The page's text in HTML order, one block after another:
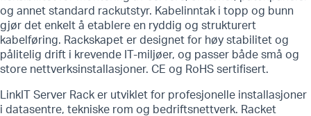
og annet standard rackutstyr. Kabelinntak i topp og bunn
gjør det enkelt å etablere en ryddig og strukturert
kabelføring. Rackskapet er designet for høy stabilitet og
pålitelig drift i krevende IT-miljøer, og passer både små og
store nettverksinstallasjoner. CE og RoHS sertifisert.
LinkIT Server Rack er utviklet for profesjonelle installasjoner
i datasentre, tekniske rom og bedriftsnettverk. Racket